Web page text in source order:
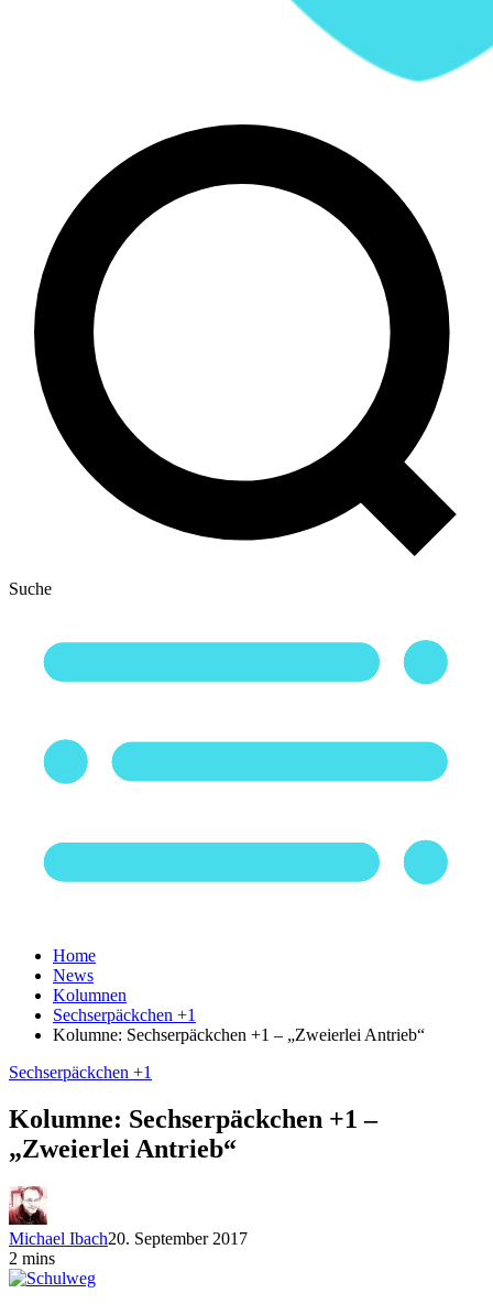
Suche
Home
News
Kolumnen
Sechserpäckchen +1
Kolumne: Sechserpäckchen +1 – „Zweierlei Antrieb“
Sechserpäckchen +1
Kolumne: Sechserpäckchen +1 –
„Zweierlei Antrieb“
Michael Ibach20. September 2017
2 mins